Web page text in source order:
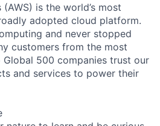
is the world’s most
adopted cloud platform.
and never stopped
customers from the most
500 companies trust our
and services to power their